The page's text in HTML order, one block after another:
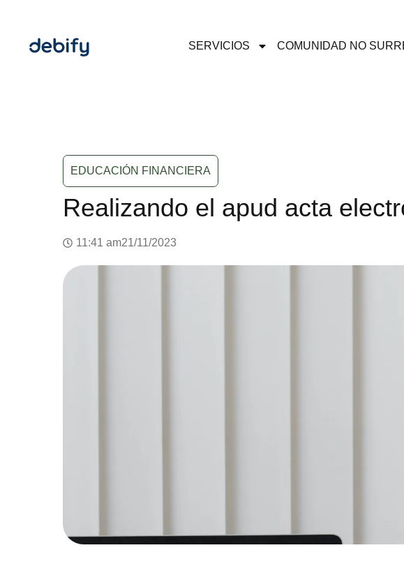
SERVICIOS COMUNIDAD NO
EDUCACIÓN FINANCIERA
Realizando el apud acta
11:41 am21/11/2023